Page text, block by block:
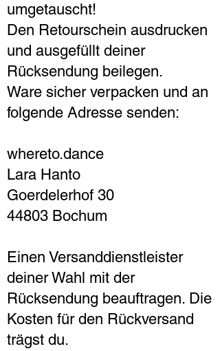
umgetauscht!
Den Retourschein ausdrucken
und ausgefüllt deiner
Rücksendung beilegen.
Ware sicher verpacken und an
folgende Adresse senden:
whereto.dance
Lara Hanto
Goerdelerhof 30
44803 Bochum
Einen Versanddienstleister
deiner Wahl mit der
Rücksendung beauftragen. Die
Kosten für den Rückversand
trägst du.